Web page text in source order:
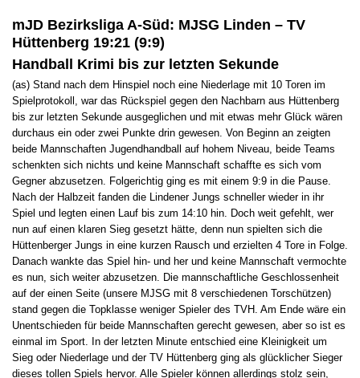
mJD Bezirksliga A-Süd: MJSG Linden – TV
Hüttenberg 19:21 (9:9)
Handball Krimi bis zur letzten Sekunde
(as) Stand nach dem Hinspiel noch eine Niederlage mit 10 Toren im
Spielprotokoll, war das Rückspiel gegen den Nachbarn aus Hüttenberg
bis zur letzten Sekunde ausgeglichen und mit etwas mehr Glück wären
durchaus ein oder zwei Punkte drin gewesen. Von Beginn an zeigten
beide Mannschaften Jugendhandball auf hohem Niveau, beide Teams
schenkten sich nichts und keine Mannschaft schaffte es sich vom
Gegner abzusetzen. Folgerichtig ging es mit einem 9:9 in die Pause.
Nach der Halbzeit fanden die Lindener Jungs schneller wieder in ihr
Spiel und legten einen Lauf bis zum 14:10 hin. Doch weit gefehlt, wer
nun auf einen klaren Sieg gesetzt hätte, denn nun spielten sich die
Hüttenberger Jungs in eine kurzen Rausch und erzielten 4 Tore in Folge.
Danach wankte das Spiel hin- und her und keine Mannschaft vermochte
es nun, sich weiter abzusetzen. Die mannschaftliche Geschlossenheit
auf der einen Seite (unsere MJSG mit 8 verschiedenen Torschützen)
stand gegen die Topklasse weniger Spieler des TVH. Am Ende wäre ein
Unentschieden für beide Mannschaften gerecht gewesen, aber so ist es
einmal im Sport. In der letzten Minute entschied eine Kleinigkeit um
Sieg oder Niederlage und der TV Hüttenberg ging als glücklicher Sieger
dieses tollen Spiels hervor. Alle Spieler können allerdings stolz sein,